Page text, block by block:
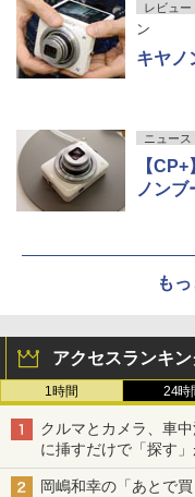
レビュー
ン
キヤノ
ニュース
【
ノンブ
も
アクセスランキン
1時間 24時
クルマとカメラ、車
に挿すだけで「探す
岡嶋和幸の「あとで